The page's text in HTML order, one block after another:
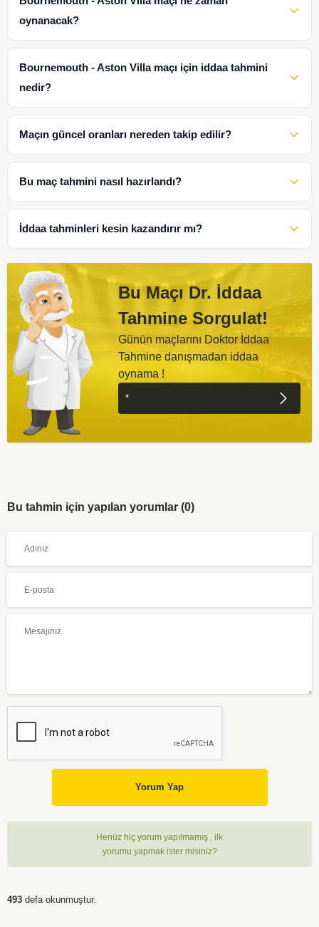
oynanacak?
Bournemouth - Aston Villa maçı için iddaa tahmini
nedir?
Maçın güncel oranları nereden takip edilir?
Bu maç tahmini nasıl hazırlandı?
İddaa tahminleri kesin kazandırır mı?
Bu Maçı Dr. İddaa
Tahmine Sorgulat!
Günün maçlarını Doktor İddaa
Tahmine danışmadan iddaa
oynama !
Bu tahmin için yapılan yorumlar (0)
Yorum Yap
Henüz hiç yorum yapılmamış , ilk
yorumu yapmak ister misiniz?
493 defa okunmuştur.